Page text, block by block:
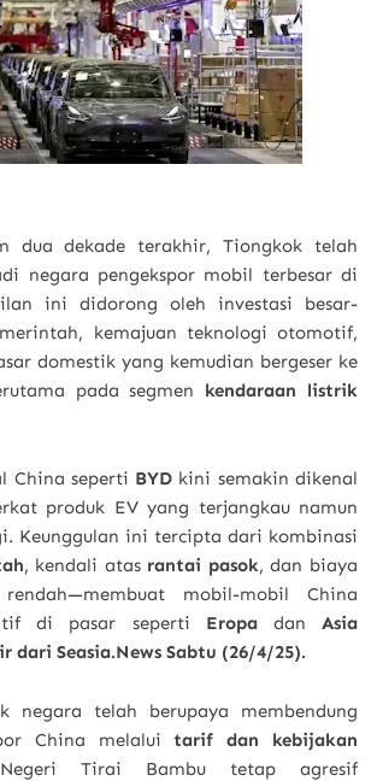
dua dekade terakhir, Tiongkok telah
negara pengekspor mobil terbesar di
ini didorong oleh investasi besar-
kemajuan teknologi otomotif,
domestik yang kemudian bergeser ke
pada segmen kendaraan listrik
China seperti BYD kini semakin dikenal
produk EV yang terjangkau namun
Keunggulan ini tercipta dari kombinasi
, kendali atas rantai pasok, dan biaya
mobil-mobil China
di pasar seperti EropadanAsia
dari Seasia.News Sabtu (26/4/25).
negara telah berupaya membendung
China melaluitarif dan kebijakan
Tirai Bambu tetap agresif